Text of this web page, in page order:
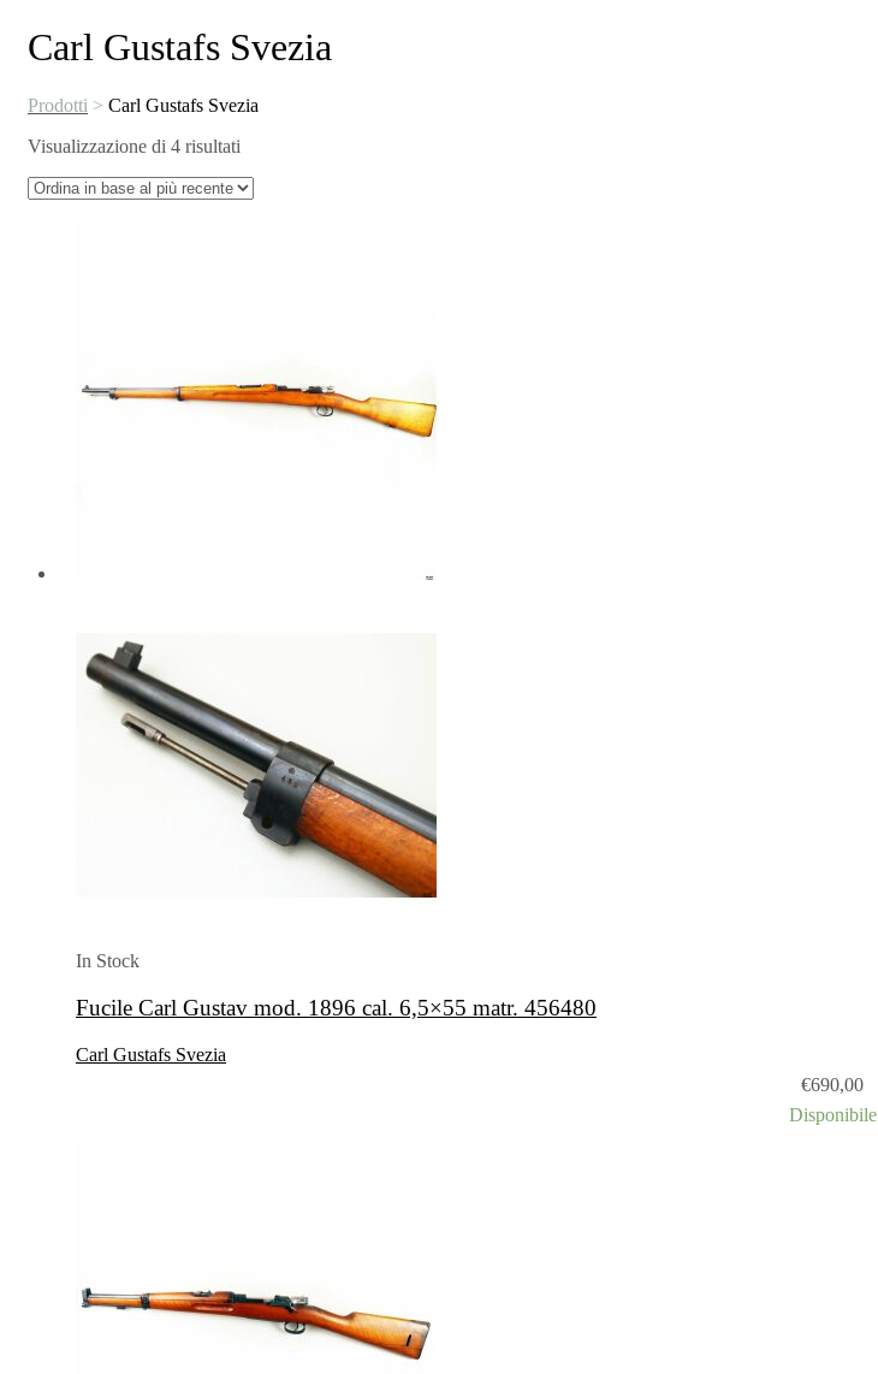
Carl Gustafs Svezia
Prodotti > Carl Gustafs Svezia
Visualizzazione di 4 risultati
base
In Stock
Fucile Carl Gustav mod. 1896 cal. 6,5×55 matr. 456480
Carl Gustafs Svezia
€690,00
Disponibile